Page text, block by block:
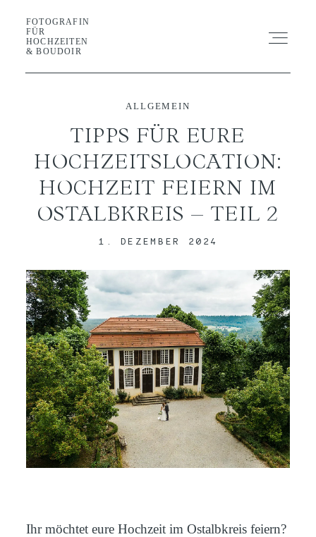
FOTOGRAFIN
FÜR
HOCHZEITEN
& BOUDOIR
FOTOGRAFIN FÜR HOCHZEITEN &
BOUDOIR
HOCHZEIT
BLOG
ABOUT
ANFRAGE
ALLGEMEIN
TIPPS FÜR EURE
HOCHZEITSLOCATION:
HOCHZEIT FEIERN IM
OSTALBKREIS – TEIL 2
1. DEZEMBER 2024
Ihr möchtet eure Hochzeit im Ostalbkreis feiern?